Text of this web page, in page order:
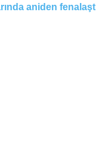
aniden